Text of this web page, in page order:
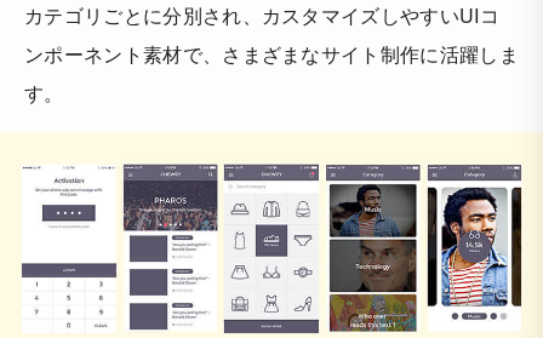
カテゴリごとに分別され、カスタマイズしやすいUIコ
ンポーネント素材で、さまざまなサイト制作に活躍しま
す。